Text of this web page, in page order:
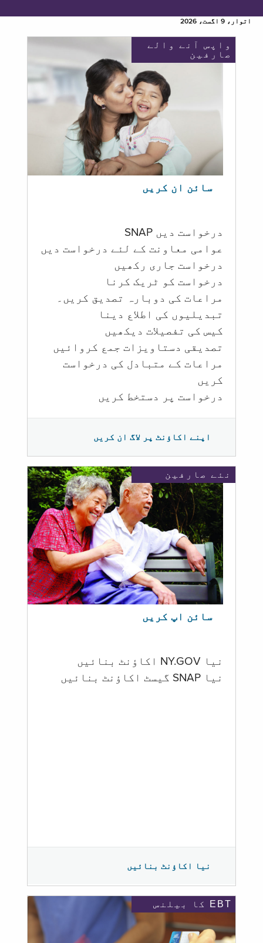
اتوار، 9 اگست، 2026
واپس آنے والے
صارفین
سائن ان کریں
درخواست دیں SNAP
عوامی معاونت کے لئے درخواست دیں
درخواست جاری رکھیں
درخواست کو ٹریک کرنا
مراعات کی دوبارہ تصدیق کریں۔
تبدیلیوں کی اطلاع دینا
کیس کی تفصیلات دیکھیں
تصدیقی دستاویزات جمع کروائیں
مراعات کے متبادل کی درخواست
کریں
درخواست پر دستخط کریں
اپنے اکاؤنٹ پر لاگ ان کریں
نئے صارفین
سائن اپ کریں
نیا NY.GOV اکاؤنٹ بنائیں
نیا SNAP گیسٹ اکاؤنٹ بنائیں
نیا اکاؤنٹ بنائیں
EBT کا بیلنس